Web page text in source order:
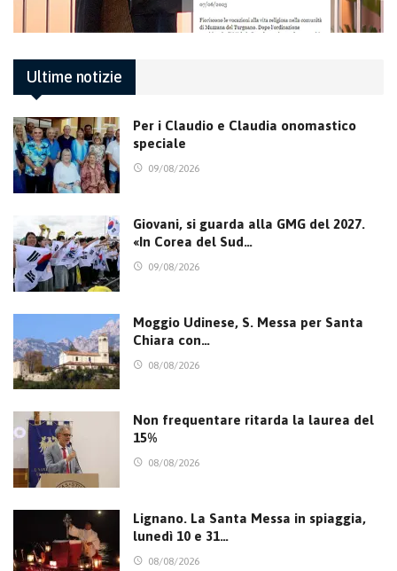
Ultime notizie
Per i Claudio e Claudia onomastico
speciale
09/08/2026
Giovani, si guarda alla GMG del 2027.
«In Corea del Sud…
09/08/2026
Moggio Udinese, S. Messa per Santa
Chiara con…
08/08/2026
Non frequentare ritarda la laurea del
15%
08/08/2026
Lignano. La Santa Messa in spiaggia,
lunedì 10 e 31…
08/08/2026